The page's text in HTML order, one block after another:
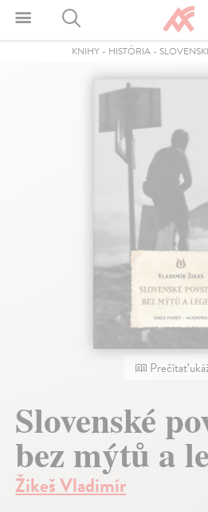
KNIHY - HISTÓRIA -
Prečítať
Slovenské
bez mýtů a
Žikeš Vladimír